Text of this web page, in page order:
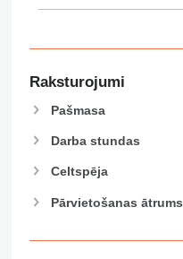
589
906
910
914
924
926
930
Raksturojumi
Pašmasa
Darba stundas
Celtspēja
Pārvietošanas ātrums